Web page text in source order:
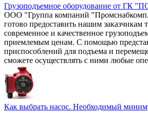
Грузоподъемное оборудование от ГК
ООО "Группа компаний
готово предоставить нашим заказчикам
современное и качественное
приемлемым ценам. С помощью
приспособлений для подъема и
сможете осуществлять с ними любые
Как выбрать насос. Необходимый